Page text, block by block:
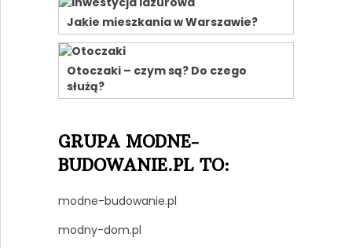
Jakie mieszkania w Warszawie?
Otoczaki – czym są? Do czego
służą?
GRUPA MODNE-
BUDOWANIE.PL TO:
modne-budowanie.pl
modny-dom.pl